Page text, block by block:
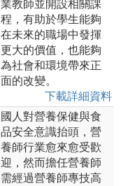
業教師並開設相關課
程，有助於學生能夠
在未來的職場中發揮
更大的價值，也能夠
為社會和環境帶來正
面的改變。
下載詳細資料
國人對營養保健與食
品安全意識抬頭，營
養師行業愈來愈受歡
迎，然而擔任營養師
需經過營養師專技高